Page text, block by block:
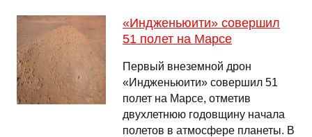
«Индженьюити» совершил
51 полет на Марсе
Первый внеземной дрон
«Индженьюити» совершил 51
полет на Марсе, отметив
двухлетнюю годовщину начала
полетов в атмосфере планеты. В